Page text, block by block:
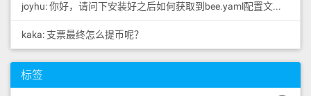
joyhu: 你好，请问下安装好之后如何获取到bee.yaml配置文...
kaka: 支票最终怎么提币呢？
标签